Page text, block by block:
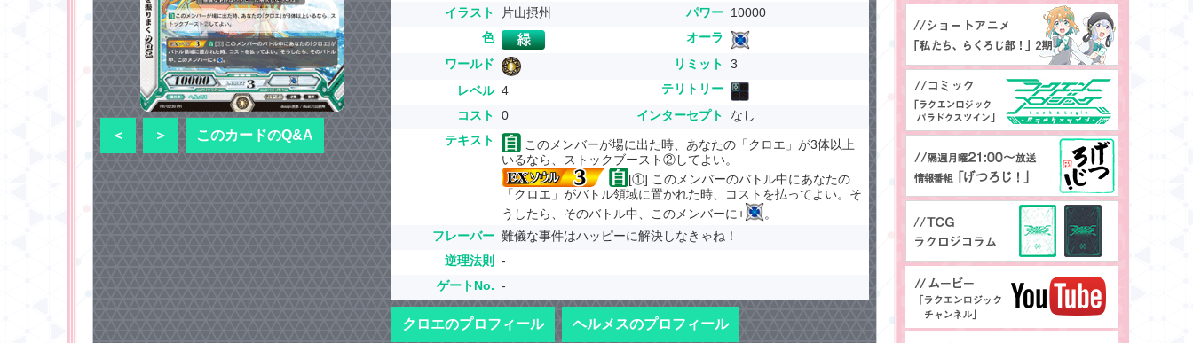
イラスト
片山摂州
色
ワールド
レベル 4
コスト
0
パワー 10000
オーラ
リミット
3
テリトリー
インターセプト
なし
テキスト
このメンバーが場に出た時、あなたの「クロエ」が3体以上
いるなら、ストックブースト②してよい。
[①] このメンバーのバトル中にあなたの
「クロエ」がバトル領域に置かれた時、コストを払ってよい。そ
うしたら、そのバトル中、このメンバーに+
。
フレーバー 難儀な事件はハッピーに解決しなきゃね！
逆理法則
-
ゲートNo. -
クロエのプロフィール ヘルメスのプロフィール
＜ ＞ このカードのQ&A